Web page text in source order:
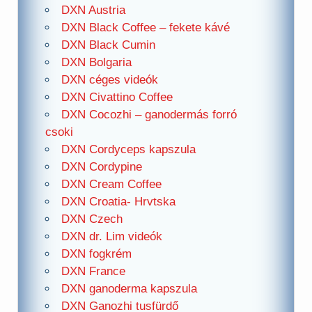
DXN Austria
DXN Black Coffee – fekete kávé
DXN Black Cumin
DXN Bolgaria
DXN céges videók
DXN Civattino Coffee
DXN Cocozhi – ganodermás forró
csoki
DXN Cordyceps kapszula
DXN Cordypine
DXN Cream Coffee
DXN Croatia- Hrvtska
DXN Czech
DXN dr. Lim videók
DXN fogkrém
DXN France
DXN ganoderma kapszula
DXN Ganozhi tusfürdő